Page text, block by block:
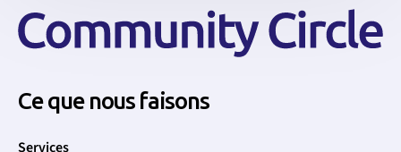
Ce que nous faisons
Services